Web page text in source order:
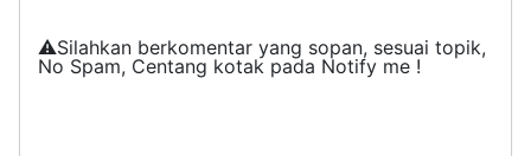
⚠️Silahkan berkomentar yang sopan, sesuai topik,
No Spam, Centang kotak pada Notify me !